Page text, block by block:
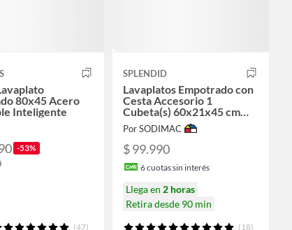
80x45 Acero
Inteligente
-53%
(47)
SPLENDID
Lavaplatos Empotrado con
Cesta Accesorio 1
Cubeta(s) 60x21x45 cm
Acero inoxidable
Por SODIMAC
$ 99.990
6cuotas sin interés
Llega en 2 horas
Retira desde 90 min
(18)